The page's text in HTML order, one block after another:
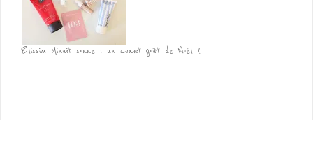
Blissim Minuit sonne : un avant goût de Noël !